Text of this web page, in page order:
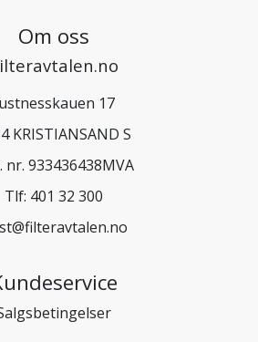
Om oss
17
KRISTIANSAND S
nr. 933436438MVA
Tlf: 401 32 300